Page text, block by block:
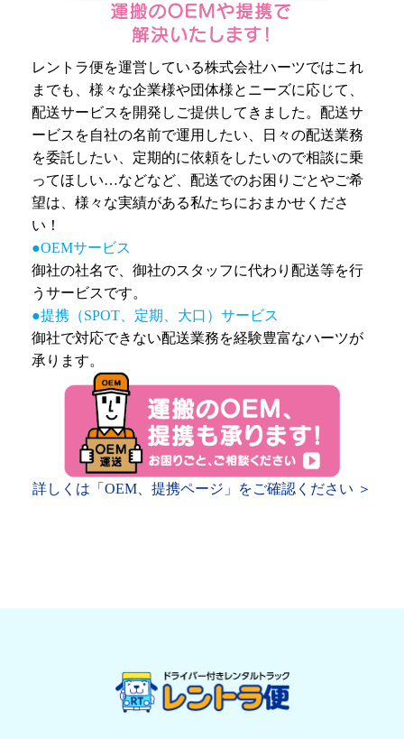
レントラ便を運営している株式会社ハーツではこれ
までも、様々な企業様や団体様とニーズに応じて、
配送サービスを開発しご提供してきました。配送サ
ービスを自社の名前で運用したい、日々の配送業務
を委託したい、定期的に依頼をしたいので相談に乗
ってほしい…などなど、配送でのお困りごとやご希
望は、様々な実績がある私たちにおまかせくださ
い！
●OEMサービス
御社の社名で、御社のスタッフに代わり配送等を行
うサービスです。
●提携（SPOT、定期、大口）サービス
御社で対応できない配送業務を経験豊富なハーツが
承ります。
詳しくは「OEM、提携ページ」をご確認ください ＞